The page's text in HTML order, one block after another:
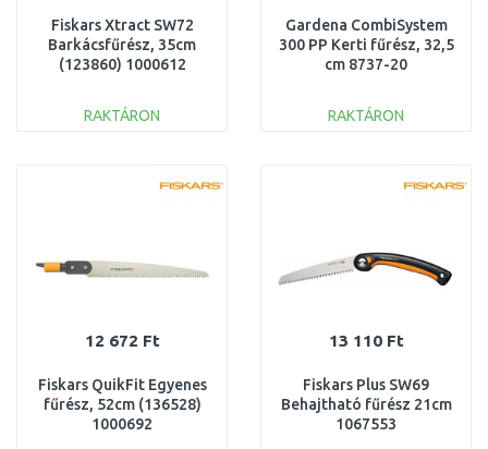
Fiskars Xtract SW72
Barkácsfűrész, 35cm
(123860) 1000612
RAKTÁRON
Összehasonlítás
Gardena CombiSystem
300 PP Kerti fűrész, 32,5
cm 8737-20
RAKTÁRON
Összehasonlítás
12 672 Ft
Fiskars QuikFit Egyenes
fűrész, 52cm (136528)
1000692
13 110 Ft
Fiskars Plus SW69
Behajtható fűrész 21cm
1067553